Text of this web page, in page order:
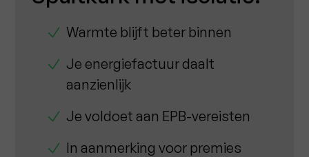
Warmte blijft beter binnen
Je energiefactuur daalt
aanzienlijk
Je voldoet aan EPB-vereisten
In aanmerking voor premies